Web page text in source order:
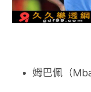
姆巴佩（